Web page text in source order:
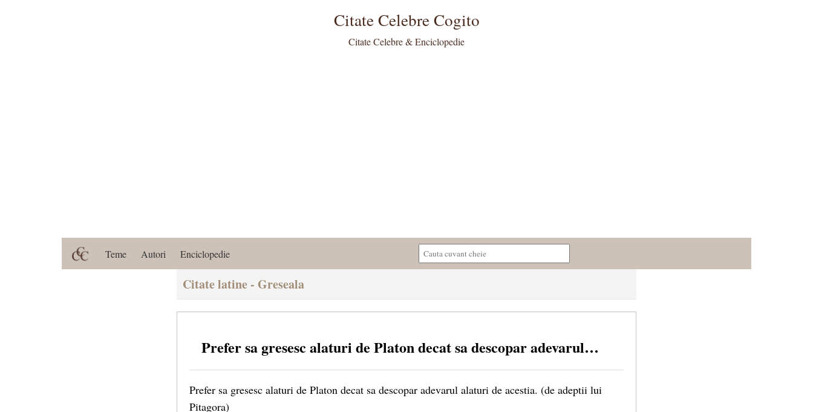
Citate Celebre Cogito
Citate Celebre & Enciclopedie
Teme Autori Enciclopedie
Citate latine - Greseala
Prefer sa gresesc alaturi de Platon decat sa descopar adevarul…
Prefer sa gresesc alaturi de Platon decat sa descopar adevarul alaturi de acestia. (de adeptii lui
Pitagora)